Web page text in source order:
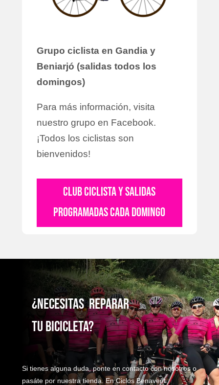
Grupo ciclista en Gandia y
Beniarjó (salidas todos los
domingos)
Para más información, visita
nuestro grupo en Facebook.
¡Todos los ciclistas son
bienvenidos!
CLUB CICLISTA Y SALIDAS
PROGRAMADAS CADA DOMINGO
¿NecesitaS reparaR
TU bicicleta?
Si tienes alguna duda, ponte en contacto con nosotros o
pasáte por nuestra tienda. En Ciclos Benavent